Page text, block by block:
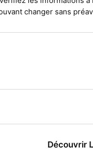
changer sans
Découvrir